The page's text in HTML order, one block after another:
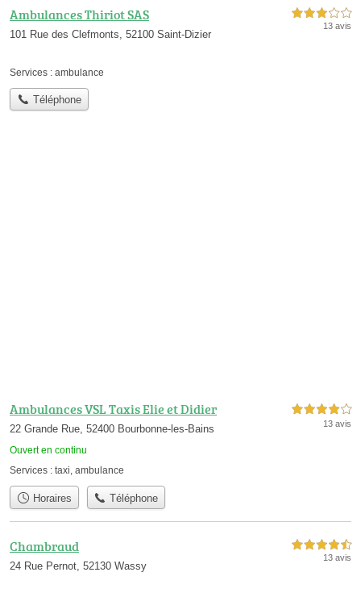
Ambulances Thiriot SAS
101 Rue des Clefmonts, 52100 Saint-Dizier
3,0 étoiles sur 5
13 avis
Services : ambulance
Téléphone
Ambulances VSL Taxis Elie et Didier
22 Grande Rue, 52400 Bourbonne-les-Bains
Ouvert en continu
4,0 étoiles sur 5
13 avis
Services : taxi, ambulance
Horaires Téléphone
Chambraud
24 Rue Pernot, 52130 Wassy
4,5 étoiles sur 5
13 avis